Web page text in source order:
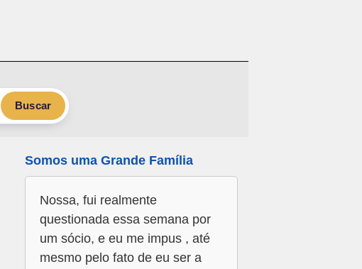
Buscar
Somos uma Grande Família
Nossa, fui realmente
questionada essa semana por
um sócio, e eu me impus , até
mesmo pelo fato de eu ser a